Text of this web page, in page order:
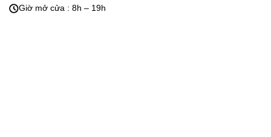
Giờ mở cửa : 8h – 19h